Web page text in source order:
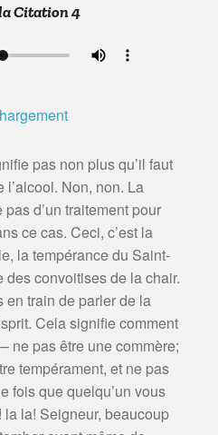
Citation 4
pas non plus qu’il faut
l’alcool. Non, non. La
d’un traitement pour
ce cas. Ceci, c’est la
la tempérance du Saint-
des convoitises de la chair.
en train de parler de la
Cela signifie comment
ne pas être une commère;
tempérament, et ne pas
fois que quelqu’un vous
la! Seigneur, beaucoup